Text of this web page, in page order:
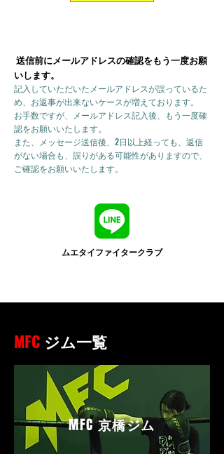
送信前にメールアドレスの確認をもう一度お願
いします。
記入していただいたメールアドレスが誤っているた
め、お返事が出来ないケースが増えております。
お手数ですが、メールアドレス記入後、もう一度確
認をお願いいたします。
また、メッセージ送信後、2日以上経っても、返信
がない場合も、誤りがある可能性がありますので、
ご確認をお願いいたします。
ムエタイファイタークラブ
MFC ジム一覧
MFC京橋ジム